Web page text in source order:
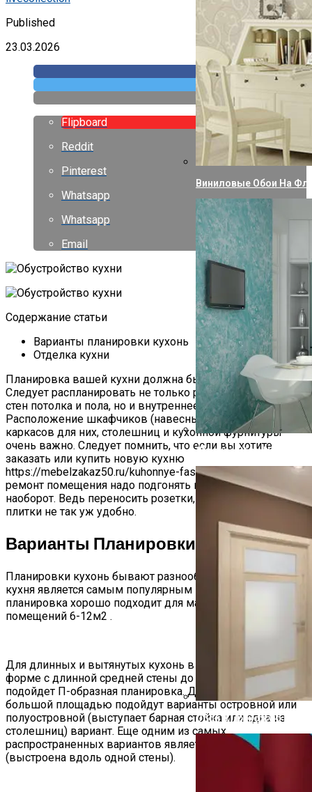
Виниловые Обои На
Жидкие Обои На Кухне
Обои В Прихожую Под
Published
23.03.2026
Flipboard
Reddit
Pinterest
Whatsapp
Whatsapp
Email
Содержание статьи
Варианты планировки кухонь
Отделка кухни
Планировка вашей кухни должна быть детальной.
Следует распланировать не только ремонтные работы
стен потолка и пола, но и внутреннее убранство.
Расположение шкафчиков (навесных или напольных),
каркасов для них, столешниц и кухонной фурнитуры
очень важно. Следует помнить, что если вы хотите
заказать или купить новую кухню
https://mebelzakaz50.ru/kuhonnye-fasady/uglovye-kuhni, то
ремонт помещения надо подгонять под нее, а не
наоборот. Ведь переносить розетки, перекладывать
плитки не так уж удобно.
Варианты Планировки Кухонь
Планировки кухонь бывают разнообразными. Угловая
кухня является самым популярным из вариантов. Эта
планировка хорошо подходит для маленьких
помещений 6-12м2 .
Для длинных и вытянутых кухонь в прямоугольной
форме с длинной средней стены до 3,5м лучше
подойдет П-образная планировка. Для помещений с
большой площадью подойдут варианты островной или
полуостровной (выступает барная стойка или одна из
столешниц) вариант. Еще одним из самых
распространенных вариантов является линейная кухня
(выстроена вдоль одной стены).